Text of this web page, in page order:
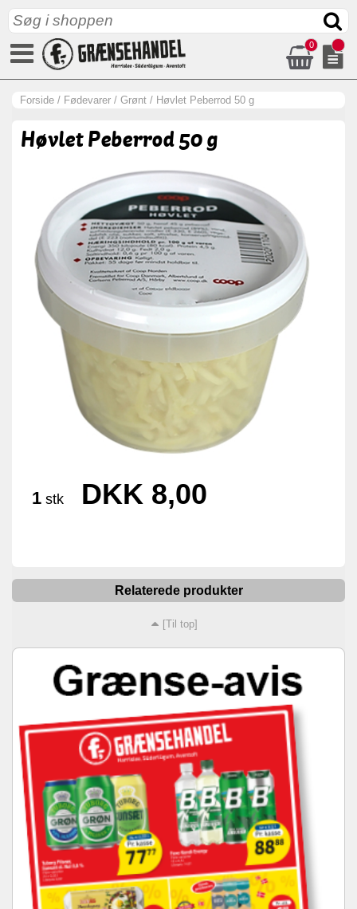
0
Forside / Fødevarer / Grønt / Høvlet Peberrod 50 g
Høvlet Peberrod 50 g
1 stk DKK 8,00
Relaterede produkter
[Til top]